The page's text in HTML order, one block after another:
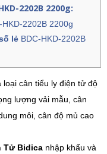
2202B 2200g:
HKD-2202B 2200g
lẻ BDC-HKD-2202B
loại cân tiểu ly điện tử độ
lượng vải mẫu, cân
môi, cân độ mủ cao
Tử Bidica nhập khẩu và